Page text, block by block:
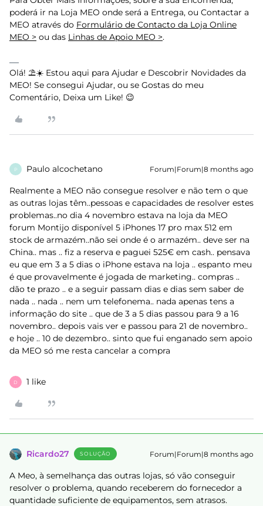
poderá ir na Loja MEO onde será a Entrega, ou Contactar a
MEO através do Formulário de Contacto da Loja Online
MEO > ou das Linhas de Apoio MEO >.
Olá! ⛱️☀️ Estou aqui para Ajudar e Descobrir Novidades da
MEO! Se consegui Ajudar, ou se Gostas do meu
Comentário, Deixa um Like! 😉
P Paulo alcochetano Forum|Forum|8 months ago
Realmente a MEO não consegue resolver e não tem o que
as outras lojas têm..pessoas e capacidades de resolver estes
problemas..no dia 4 novembro estava na loja da MEO
forum Montijo disponível 5 iPhones 17 pro max 512 em
stock de armazém..não sei onde é o armazém.. deve ser na
China.. mas .. fiz a reserva e paguei 525€ em cash.. pensava
eu que em 3 a 5 dias o iPhone estava na loja .. espanto meu
é que provavelmente é jogada de marketing.. compras ..
dão te prazo .. e a seguir passam dias e dias sem saber de
nada .. nada .. nem um telefonema.. nada apenas tens a
informação do site .. que de 3 a 5 dias passou para 9 a 16
novembro.. depois vais ver e passou para 21 de novembro..
e hoje .. 10 de dezembro.. sinto que fui enganado sem apoio
da MEO só me resta cancelar a compra
D 1 like
Ricardo27 SOLUÇÃO Forum|Forum|8 months ago
A Meo, à semelhança das outras lojas, só vão conseguir
resolver o problema, quando receberem do fornecedor a
quantidade suficiente de equipamentos, sem atrasos.